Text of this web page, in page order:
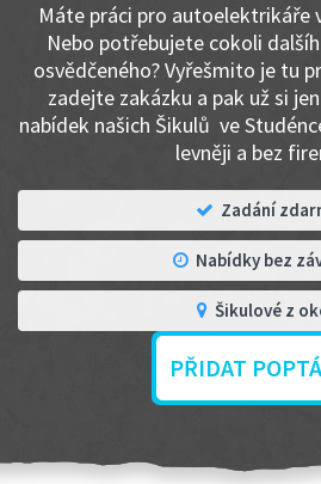
Máte práci pro autoelektrikáře
Nebo potřebujete cokoli
osvědčeného? Vyřešmito je tu
zadejte zakázku a pak už si
nabídek našich Šikulů ve
levněji a bez
Zadání
Nabídky bez
Šikulové z
PŘIDAT